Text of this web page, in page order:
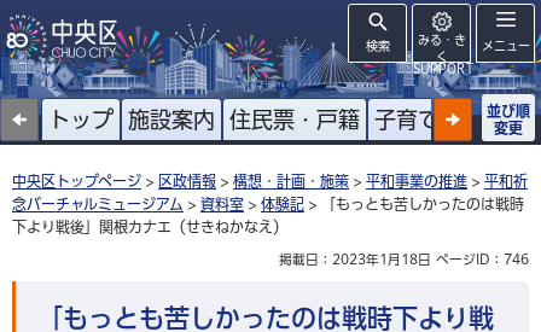
検索
みる・き
く
SUPPORT
メニュー
トップ 施設案内 住民票・戸籍 子育て 高齢者
並び順
変更
中央区トップページ > 区政情報 > 構想・計画・施策 > 平和事業の推進 > 平和祈
念バーチャルミュージアム > 資料室 > 体験記 > 「もっとも苦しかったのは戦時
下より戦後」関根カナエ（せきねかなえ）
掲載日：2023年1月18日 ページID：746
「もっとも苦しかったのは戦時下より戦